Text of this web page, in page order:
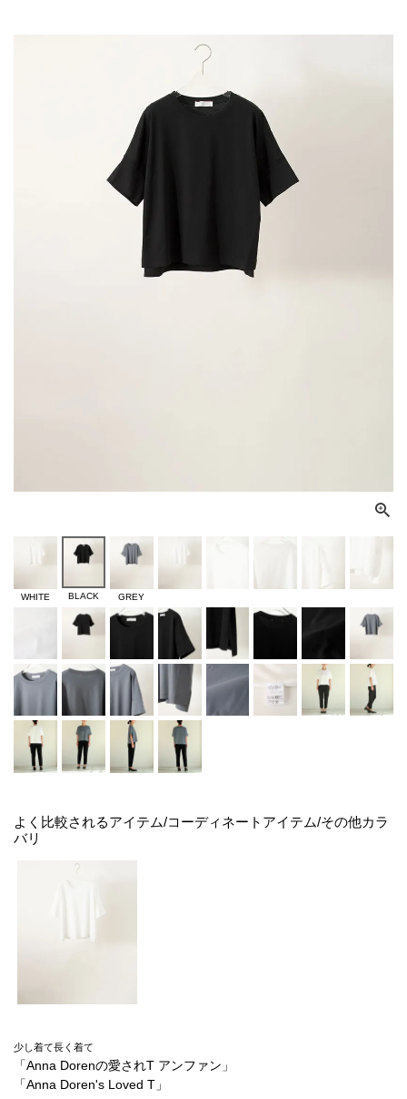
WHITE BLACK GREY
よく比較されるアイテム/コーディネートアイテム/その他カラ
バリ
少し着て長く着て
「Anna Dorenの愛されT アンファン」
「Anna Doren's Loved T」